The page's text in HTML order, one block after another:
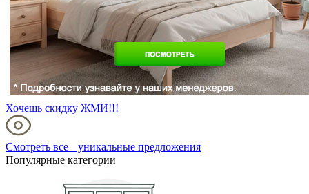
Хочешь скидку ЖМИ!!!
Смотреть все уникальные предложения
Популярные категории